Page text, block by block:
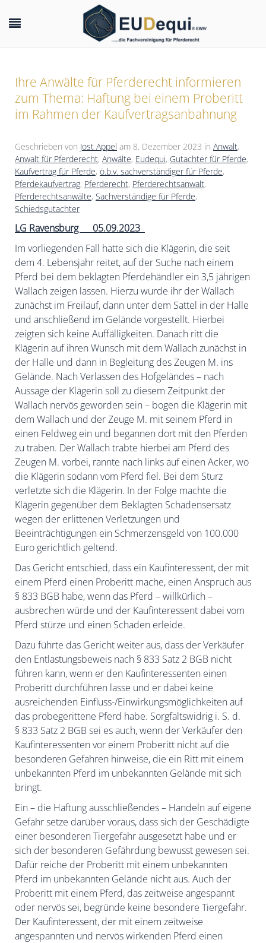
Ihre Anwälte für Pferderecht informieren
zum Thema: Haftung bei einem Proberitt
im Rahmen der Kaufvertragsanbahnung
Geschrieben von Jost Appel am 8. Dezember 2023 in Anwalt,
Anwalt für Pferderecht, Anwälte, Eudequi, Gutachter für Pferde,
Kaufvertrag für Pferde, ö.b.v. sachverständiger für Pferde,
Pferdekaufvertrag, Pferderecht, Pferderechtsanwalt,
Pferderechtsanwälte, Sachverständige für Pferde,
Schiedsgutachter
LG Ravensburg 05.09.2023
Im vorliegenden Fall hatte sich die Klägerin, die seit
dem 4. Lebensjahr reitet, auf der Suche nach einem
Pferd bei dem beklagten Pferdehändler ein 3,5 jährigen
Wallach zeigen lassen. Hierzu wurde ihr der Wallach
zunächst im Freilauf, dann unter dem Sattel in der Halle
und anschließend im Gelände vorgestellt. Hierbei
zeigten sich keine Auffälligkeiten. Danach ritt die
Klägerin auf ihren Wunsch mit dem Wallach zunächst in
der Halle und dann in Begleitung des Zeugen M. ins
Gelände. Nach Verlassen des Hofgeländes – nach
Aussage der Klägerin soll zu diesem Zeitpunkt der
Wallach nervös geworden sein – bogen die Klägerin mit
dem Wallach und der Zeuge M. mit seinem Pferd in
einen Feldweg ein und begannen dort mit den Pferden
zu traben. Der Wallach trabte hierbei am Pferd des
Zeugen M. vorbei, rannte nach links auf einen Acker, wo
die Klägerin sodann vom Pferd fiel. Bei dem Sturz
verletzte sich die Klägerin. In der Folge machte die
Klägerin gegenüber dem Beklagten Schadensersatz
wegen der erlittenen Verletzungen und
Beeinträchtigungen ein Schmerzensgeld von 100.000
Euro gerichtlich geltend.
Das Gericht entschied, dass ein Kaufinteressent, der mit
einem Pferd einen Proberitt mache, einen Anspruch aus
§ 833 BGB habe, wenn das Pferd – willkürlich –
ausbrechen würde und der Kaufinteressent dabei vom
Pferd stürze und einen Schaden erleide.
Dazu führte das Gericht weiter aus, dass der Verkäufer
den Entlastungsbeweis nach § 833 Satz 2 BGB nicht
führen kann, wenn er den Kaufinteressenten einen
Proberitt durchführen lasse und er dabei keine
ausreichenden Einfluss-/Einwirkungsmöglichkeiten auf
das probegerittene Pferd habe. Sorgfaltswidrig i. S. d.
§ 833 Satz 2 BGB sei es auch, wenn der Verkäufer den
Kaufinteressenten vor einem Proberitt nicht auf die
besonderen Gefahren hinweise, die ein Ritt mit einem
unbekannten Pferd im unbekannten Gelände mit sich
bringt.
Ein – die Haftung ausschließendes – Handeln auf eigene
Gefahr setze darüber voraus, dass sich der Geschädigte
einer besonderen Tiergefahr ausgesetzt habe und er
sich der besonderen Gefährdung bewusst gewesen sei.
Dafür reiche der Proberitt mit einem unbekannten
Pferd im unbekannten Gelände nicht aus. Auch der
Proberitt mit einem Pferd, das zeitweise angespannt
oder nervös sei, begründe keine besondere Tiergefahr.
Der Kaufinteressent, der mit einem zeitweise
angespannten und nervös wirkenden Pferd einen